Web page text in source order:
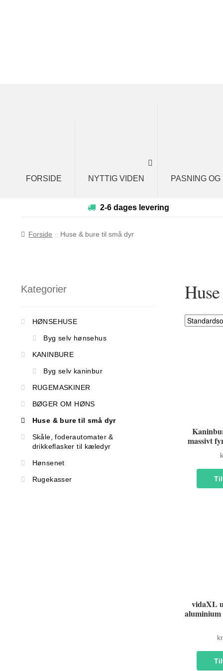
FORSIDE NYTTIG VIDEN PASNING OG
2-6 dages levering
Forside Huse & bure til små dyr
massivt
vidaXL
aluminium
kr.
Kategorier
HØNSEHUSE
Byg selv hønsehus
KANINBURE
Byg selv kaninbur
RUGEMASKINER
BØGER OM HØNS
Huse & bure til små dyr
Skåle, foderautomater &
drikkeflasker til kæledyr
Hønsenet
Rugekasser